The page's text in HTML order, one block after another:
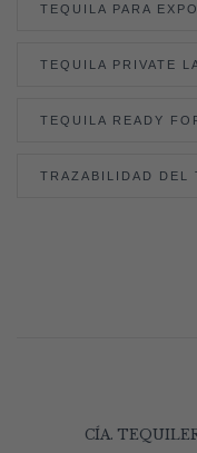
TEQUILA PARA
TEQUILA PRIVATE
TEQUILA READY
TRAZABILIDAD DEL
CÍA.